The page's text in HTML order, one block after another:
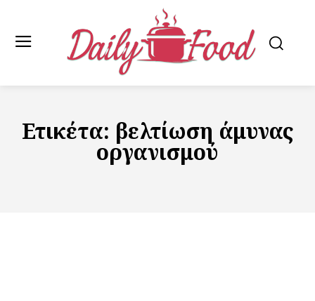
Ετικέτα: βελτίωση άμυνας
οργανισμού